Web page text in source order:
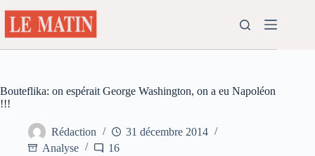
au
contenu
Bouteflika: on espérait George Washington, on a eu Napoléon
!!!
Rédaction
31 décembre 2014
Analyse
16